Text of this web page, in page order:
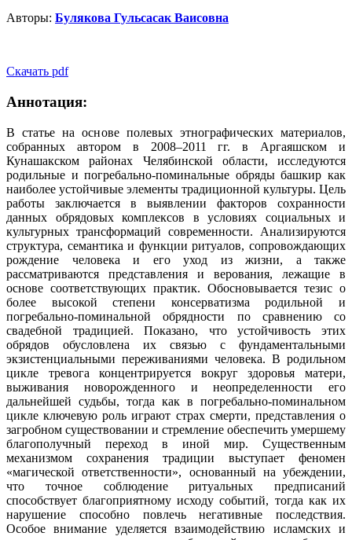
Авторы: Булякова Гульсасак Ваисовна
Скачать pdf
Аннотация:
В статье на основе полевых этнографических материалов,
собранных автором в 2008–2011 гг. в Аргаяшском и
Кунашакском районах Челябинской области, исследуются
родильные и погребально-поминальные обряды башкир как
наиболее устойчивые элементы традиционной культуры. Цель
работы заключается в выявлении факторов сохранности
данных обрядовых комплексов в условиях социальных и
культурных трансформаций современности. Анализируются
структура, семантика и функции ритуалов, сопровождающих
рождение человека и его уход из жизни, а также
рассматриваются представления и верования, лежащие в
основе соответствующих практик. Обосновывается тезис о
более высокой степени консерватизма родильной и
погребально-поминальной обрядности по сравнению со
свадебной традицией. Показано, что устойчивость этих
обрядов обусловлена их связью с фундаментальными
экзистенциальными переживаниями человека. В родильном
цикле тревога концентрируется вокруг здоровья матери,
выживания новорожденного и неопределенности его
дальнейшей судьбы, тогда как в погребально-поминальном
цикле ключевую роль играют страх смерти, представления о
загробном существовании и стремление обеспечить умершему
благополучный переход в иной мир. Существенным
механизмом сохранения традиции выступает феномен
«магической ответственности», основанный на убеждении,
что точное соблюдение ритуальных предписаний
способствует благоприятному исходу событий, тогда как их
нарушение способно повлечь негативные последствия.
Особое внимание уделяется взаимодействию исламских и